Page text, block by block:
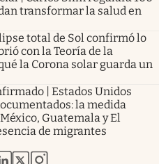
transformar la salud en
total de Sol confirmó lo
con la Teoría de la
la Corona solar guarda un
| Estados Unidos
la medida
Guatemala y El
de migrantes
nueva pestaña
en nueva pestaña
abre en nueva pestaña
abre en nueva pestaña
abre en nueva pestaña